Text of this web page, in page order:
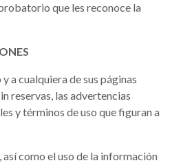
que les reconoce la
a cualquiera de sus páginas
reservas, las advertencias
y términos de uso que figuran a
como el uso de la información